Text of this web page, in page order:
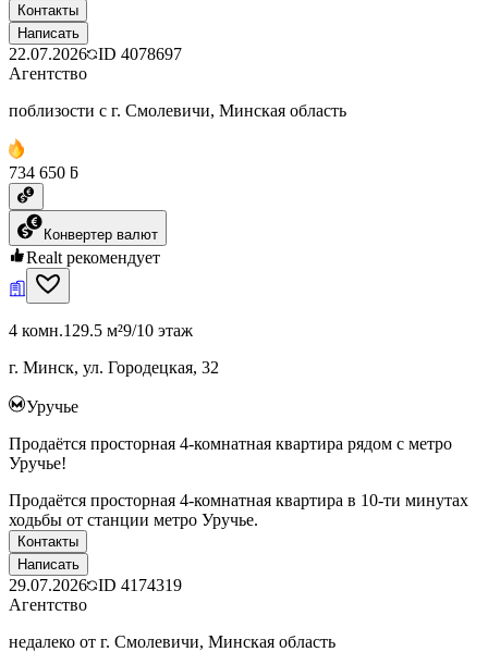
Контакты
Написать
22.07.2026 ID 4078697
Агентство
поблизости с г. Смолевичи, Минская область
734 650 ƃ
Конвертер валют
Realt рекомендует
4 комн.129.5 м²9/10 этаж
г. Минск, ул. Городецкая, 32
Уручье
Продаётся просторная 4-комнатная квартира рядом с метро
Уручье!
Продаётся просторная 4-комнатная квартира в 10-ти минутах
ходьбы от станции метро Уручье.
Контакты
Написать
29.07.2026 ID 4174319
Агентство
недалеко от г. Смолевичи, Минская область